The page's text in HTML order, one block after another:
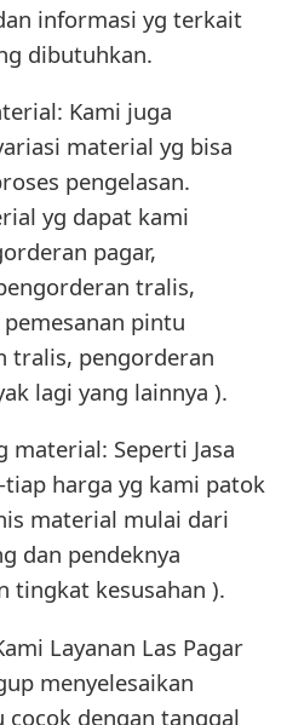
informasi yg terkait
dibutuhkan.
Kami juga
material yg bisa
pengelasan.
yg dapat kami
pagar,
tralis,
pintu
tralis, pengorderan
lagi yang lainnya ).
material: Seperti Jasa
tiap harga yg kami patok
material mulai dari
dan pendeknya
tingkat kesusahan ).
Layanan Las Pagar
menyelesaikan
cocok dengan tanggal